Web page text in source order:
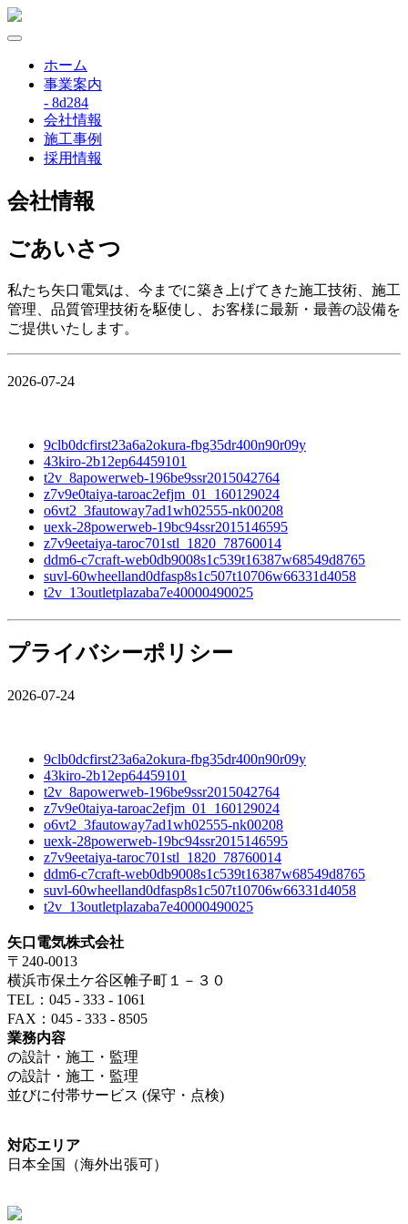
ホーム
事業案内
- 8d284
会社情報
施工事例
採用情報
会社情報
ごあいさつ
私たち矢口電気は、今までに築き上げてきた施工技術、施工
管理、品質管理技術を駆使し、お客様に最新・最善の設備を
ご提供いたします。
2026-07-24
9clb0dcfirst23a6a2okura-fbg35dr400n90r09y
43kiro-2b12ep64459101
t2v_8apowerweb-196be9ssr2015042764
z7v9e0taiya-taroac2efjm_01_160129024
o6vt2_3fautoway7ad1wh02555-nk00208
uexk-28powerweb-19bc94ssr2015146595
z7v9eetaiya-taroc701stl_1820_78760014
ddm6-c7craft-web0db9008s1c539t16387w68549d8765
suvl-60wheelland0dfasp8s1c507t10706w66331d4058
t2v_13outletplazaba7e40000490025
プライバシーポリシー
2026-07-24
9clb0dcfirst23a6a2okura-fbg35dr400n90r09y
43kiro-2b12ep64459101
t2v_8apowerweb-196be9ssr2015042764
z7v9e0taiya-taroac2efjm_01_160129024
o6vt2_3fautoway7ad1wh02555-nk00208
uexk-28powerweb-19bc94ssr2015146595
z7v9eetaiya-taroc701stl_1820_78760014
ddm6-c7craft-web0db9008s1c539t16387w68549d8765
suvl-60wheelland0dfasp8s1c507t10706w66331d4058
t2v_13outletplazaba7e40000490025
矢口電気株式会社
〒240-0013
横浜市保土ケ谷区帷子町１－３０
TEL：045 - 333 - 1061
FAX：045 - 333 - 8505
業務内容
の設計・施工・監理
の設計・施工・監理
並びに付帯サービス (保守・点検)
対応エリア
日本全国（海外出張可）